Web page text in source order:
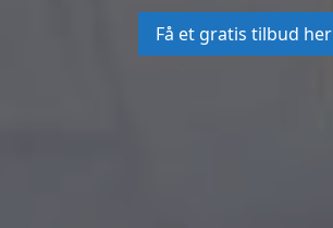
Få et gratis tilbud her